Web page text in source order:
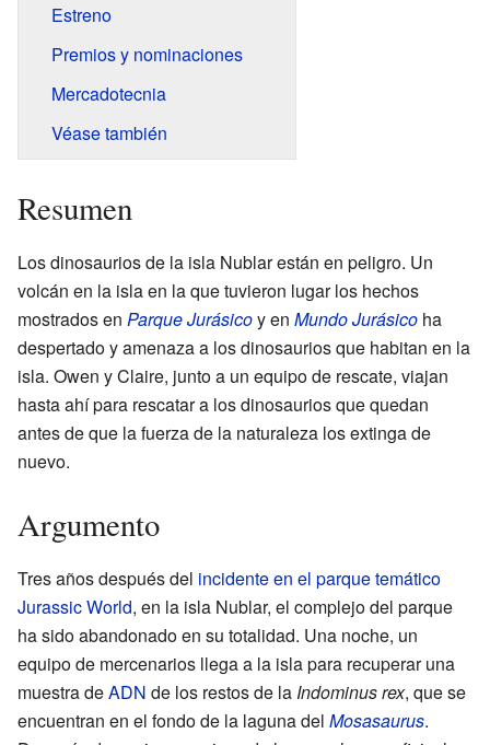
Estreno
Premios y nominaciones
Mercadotecnia
Véase también
Resumen
Los dinosaurios de la isla Nublar están en peligro. Un
volcán en la isla en la que tuvieron lugar los hechos
mostrados en Parque Jurásicoy en Mundo Jurásico ha
despertado y amenaza a los dinosaurios que habitan en la
isla. Owen y Claire, junto a un equipo de rescate, viajan
hasta ahí para rescatar a los dinosaurios que quedan
antes de que la fuerza de la naturaleza los extinga de
nuevo.
Argumento
Tres años después del incidente en el parque temático
Jurassic World, en la isla Nublar, el complejo del parque
ha sido abandonado en su totalidad. Una noche, un
equipo de mercenarios llega a la isla para recuperar una
muestra deADN de los restos de la Indominus rex, que se
encuentran en el fondo de la laguna del Mosasaurus.